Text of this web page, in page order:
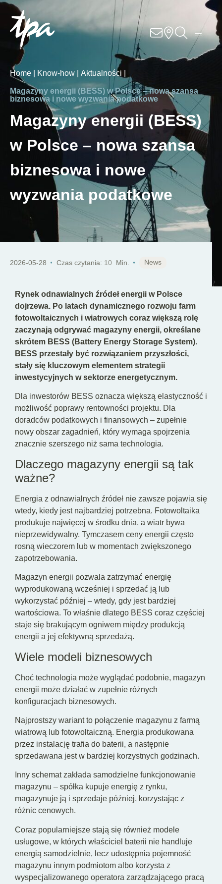
Know-how
Usługi
Specjalizacje
O nas
Kariera
Lokalizacje
Kontakt
Home | Know-how | Aktualności |
Magazyny energii (BESS) w Polsce – nowa szansa
biznesowa i nowe wyzwania podatkowe
Magazyny energii (BESS)
w Polsce – nowa szansa
biznesowa i nowe
wyzwania podatkowe
2026-05-28 Czas czytania: 10 Min. News
Rynek odnawialnych źródeł energii w Polsce
dojrzewa. Po latach dynamicznego rozwoju farm
fotowoltaicznych i wiatrowych coraz większą rolę
zaczynają odgrywać magazyny energii, określane
skrótem BESS (Battery Energy Storage System).
BESS przestały być rozwiązaniem przyszłości,
stały się kluczowym elementem strategii
inwestycyjnych w sektorze energetycznym.
Dla inwestorów BESS oznacza większą elastyczność i
możliwość poprawy rentowności projektu. Dla
doradców podatkowych i finansowych – zupełnie
nowy obszar zagadnień, który wymaga spojrzenia
znacznie szerszego niż sama technologia.
Dlaczego magazyny energii są tak
ważne?
Energia z odnawialnych źródeł nie zawsze pojawia się
wtedy, kiedy jest najbardziej potrzebna. Fotowoltaika
produkuje najwięcej w środku dnia, a wiatr bywa
nieprzewidywalny. Tymczasem ceny energii często
rosną wieczorem lub w momentach zwiększonego
zapotrzebowania.
Magazyn energii pozwala zatrzymać energię
wyprodukowaną wcześniej i sprzedać ją lub
wykorzystać później – wtedy, gdy jest bardziej
wartościowa. To właśnie dlatego BESS coraz częściej
staje się brakującym ogniwem między produkcją
energii a jej efektywną sprzedażą.
Wiele modeli biznesowych
Choć technologia może wyglądać podobnie, magazyn
energii może działać w zupełnie różnych
konfiguracjach biznesowych.
Najprostszy wariant to połączenie magazynu z farmą
wiatrową lub fotowoltaiczną. Energia produkowana
przez instalację trafia do baterii, a następnie
sprzedawana jest w bardziej korzystnych godzinach.
Inny schemat zakłada samodzielne funkcjonowanie
magazynu – spółka kupuje energię z rynku,
magazynuje ją i sprzedaje później, korzystając z
różnic cenowych.
Coraz popularniejsze stają się również modele
usługowe, w których właściciel baterii nie handluje
energią samodzielnie, lecz udostępnia pojemność
magazynu innym podmiotom albo korzysta z
wyspecjalizowanego operatora zarządzającego pracą